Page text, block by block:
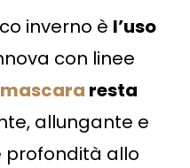
inverno è l’uso
con linee
mascara resta
allungante e
profondità allo